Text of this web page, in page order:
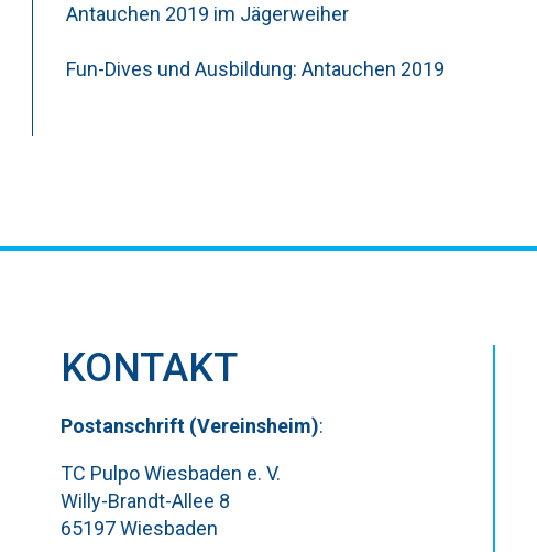
Antauchen 2019 im Jägerweiher
Fun-Dives und Ausbildung: Antauchen 2019
KONTAKT
Postanschrift (Vereinsheim):
TC Pulpo Wiesbaden e. V.
Willy-Brandt-Allee 8
65197 Wiesbaden